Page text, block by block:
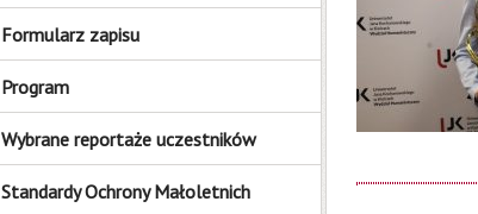
Formularz zapisu
Program
Wybrane reportaże uczestników
Standardy Ochrony Małoletnich